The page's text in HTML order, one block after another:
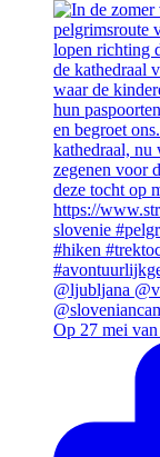
Op 27 mei